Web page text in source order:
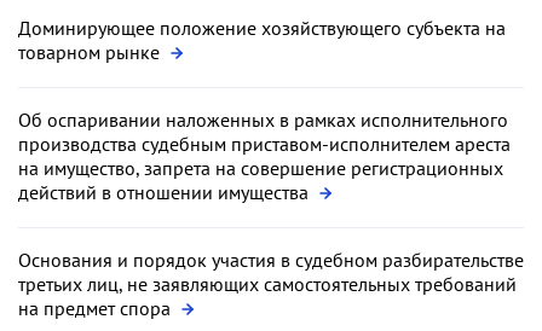
Доминирующее положение хозяйствующего субъекта на
товарном рынке
Об оспаривании наложенных в рамках исполнительного
производства судебным приставом-исполнителем ареста
на имущество, запрета на совершение регистрационных
действий в отношении имущества
Основания и порядок участия в судебном разбирательстве
третьих лиц, не заявляющих самостоятельных требований
на предмет спора